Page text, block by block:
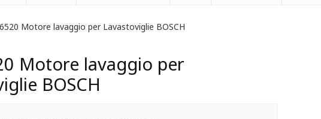
Motore lavaggio per Lavastoviglie BOSCH
Motore lavaggio per
BOSCH